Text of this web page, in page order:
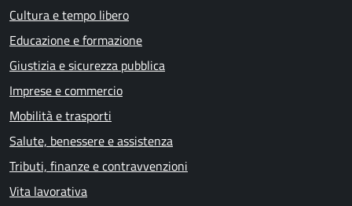
Cultura e tempo libero
Educazione e formazione
Giustizia e sicurezza pubblica
Imprese e commercio
Mobilità e trasporti
Salute, benessere e assistenza
Tributi, finanze e contravvenzioni
Vita lavorativa